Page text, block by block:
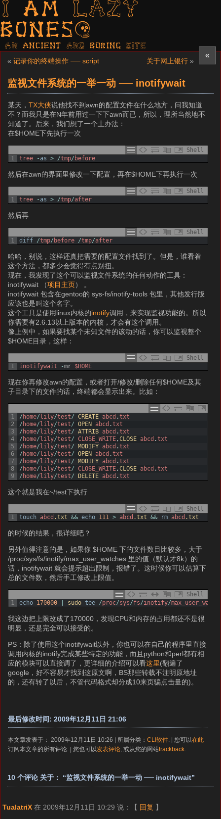
I am LAZY
bones?
AN ancient AND boring SITE
«
« 记录你的终端操作 ── script 关于网上银行 »
监视文件系统的一举一动 ── inotifywait
某天，TX大侠说他找不到awn的配置文件在什么地方，问我知道
不？而我只是在N年前用过一下下awn而已，所以，理所当然地不
知道了。后来，我们想了一个土办法：
在$HOME下先执行一次
Shell
1
tree - as > /tmp/ before
然后在awn的界面里修改一下配置，再在$HOME下再执行一次
Shell
1
tree - as > /tmp/after
然后再
Shell
1
diff /tmp/ before /tmp/after
哈哈，别说，这样还真把需要的配置文件找到了。但是，谁看着
这个方法，都多少会觉得有点别扭。
现在，我发现了这个可以监视文件系统的任何动作的工具：
inotifywait （项目主页） 。
inotifywait 包含在gentoo的 sys-fs/inotify-tools 包里，其他发行版
应该也是叫这个名字。
这个工具是使用linux内核的inotify调用，来实现监视功能的。所以
你需要有2.6.13以上版本的内核，才会有这个调用。
像上例中，如果要找某个未知文件的该动的话，你可以监视整个
$HOME目录，这样：
Shell
1
inotifywait -mr $HOME
现在你再修改awn的配置，或者打开/修改/删除任何$HOME及其
子目录下的文件的话，终端都会显示出来。比如：
1
2
3
4
5
6
7
8
9
/ home/ lily/test/ CREATE abcd .txt
/ home/ lily/test/ OPEN abcd .txt
/ home/ lily/test/ ATTRIB abcd .txt
/ home/ lily/test/ CLOSE_WRITE,CLOSE abcd .txt
/ home/ lily/test/ MODIFY abcd .txt
/ home/ lily/test/ OPEN abcd .txt
/ home/ lily/test/ MODIFY abcd .txt
/ home/ lily/test/ CLOSE_WRITE,CLOSE abcd .txt
/ home/ lily/test/ DELETE abcd .txt
这个就是我在~/test下执行
Shell
1
touch abcd .txt && echo 111 > abcd .txt && rm abcd .txt
的时候的结果，很详细吧？
另外值得注意的是，如果你 $HOME 下的文件数目比较多，大于
/proc/sys/fs/inotify/max_user_watches 里的值（默认才8k）的
话，inotifywait 就会提示超出限制，报错了。这时候你可以估算下
总的文件数，然后手工修改上限值。
Shell
1
echo 170000 sudo tee /proc/sys/fs/inotify/
我这边把上限改成了170000，发现CPU和内存的占用都还不是很
明显，还是完全可以接受的。
PS：除了使用这个inotifywait以外，你也可以在自己的程序里直接
调用内核的inotify完成某些特定的功能，而且python和perl都有相
应的模块可以直接调了，更详细的介绍可以看这里(翻遍了
google，好不容易才找到这原文啊，BS那些转载不注明原地址
的，还有转了以后，不管代码格式却分成10来页骗点击量的)。
最后修改时间: 2009年12月11日 21:06
本文章发表于： 2009年12月11日 10:26 | 所属分类：CLI软件 . | 您可以在此
订阅本文章的所有评论. | 您也可以 发表评论 , 或从您的网站trackback
10 个评论 关于： “监视文件系统的一举一动 ── inotifywait”
TualatriX 在 2009年12月11日 10:29 说： 【 回复 】